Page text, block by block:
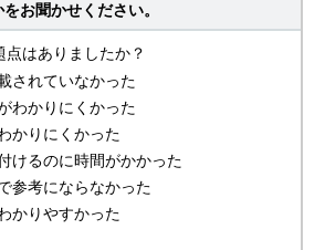
お聞かせください。
点はありましたか？
されていなかった
わかりにくかった
かりにくかった
けるのに時間がかかった
参考にならなかった
かりやすかった